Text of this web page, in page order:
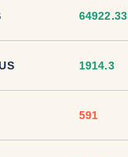
64922.33
1914.3
591